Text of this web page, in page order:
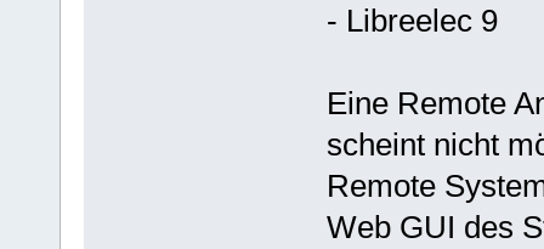
- Libreelec 9
Eine Remote
scheint nicht
Remote
Web GUI des